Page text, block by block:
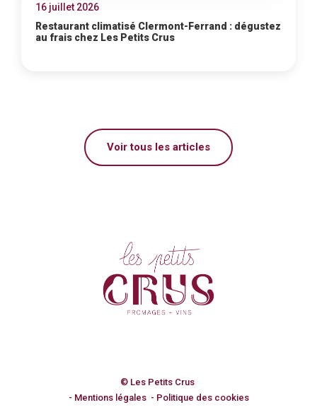
16 juillet 2026
Restaurant climatisé Clermont-Ferrand : dégustez
au frais chez Les Petits Crus
Voir tous les articles
© Les Petits Crus
Mentions légales
Politique des cookies